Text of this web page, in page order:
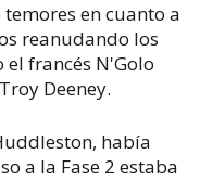
en cuanto a
reanudando los
francés N'Golo
Deeney.
había
a la Fase 2 estaba